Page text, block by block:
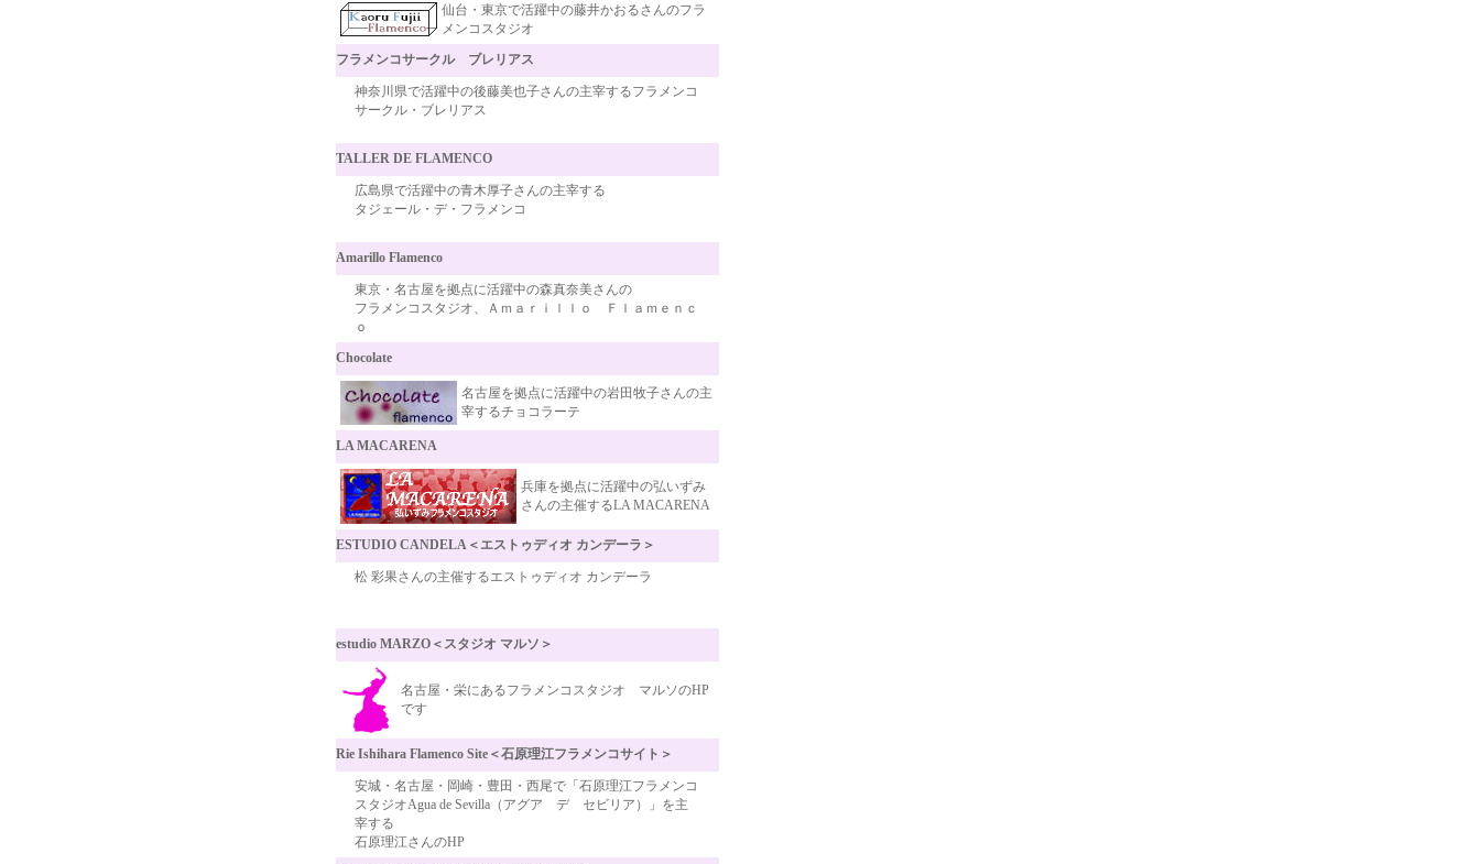
仙台・東京で活躍中の藤井かおるさんのフラ
メンコスタジオ
フラメンコサークル ブレリアス
神奈川県で活躍中の後藤美也子さんの主宰するフラメンコ
サークル・ブレリアス
TALLER DE FLAMENCO
広島県で活躍中の青木厚子さんの主宰する
タジェール・デ・フラメンコ
Amarillo Flamenco
東京・名古屋を拠点に活躍中の森真奈美さんの
フラメンコスタジオ、Ａｍａｒｉｌｌｏ Ｆｌａｍｅｎｃ
ｏ
Chocolate
名古屋を拠点に活躍中の岩田牧子さんの主
宰するチョコラーテ
LA MACARENA
兵庫を拠点に活躍中の弘いずみ
さんの主催するLA MACARENA
ESTUDIO CANDELA＜エストゥディオ カンデーラ＞
松 彩果さんの主催するエストゥディオ カンデーラ
estudio MARZO＜スタジオ マルソ＞
名古屋・栄にあるフラメンコスタジオ マルソのHP
です
Rie Ishihara Flamenco Site＜石原理江フラメンコサイト＞
安城・名古屋・岡崎・豊田・西尾で「石原理江フラメンコ
スタジオAgua de Sevilla（アグア デ セビリア）」を主
宰する
石原理江さんのHP